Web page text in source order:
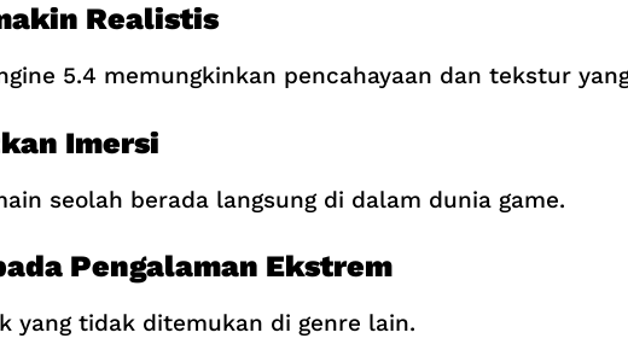
Realistis
5.4 memungkinkan pencahayaan dan tekstur
Imersi
seolah berada langsung di dalam dunia game.
Pengalaman Ekstrem
yang tidak ditemukan di genre lain.